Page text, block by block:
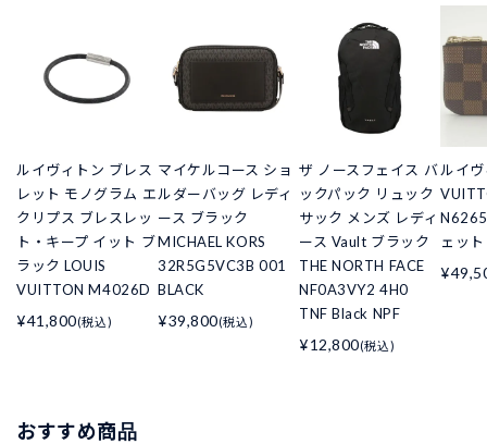
ルイヴィトン ブレス
レット モノグラム エ
クリプス ブレスレッ
ト・キープ イット ブ
ラック LOUIS
VUITTON M4026D
¥41,800(税込)
マイケルコース ショ
ルダーバッグ レディ
ース ブラック
MICHAEL KORS
32R5G5VC3B 001
BLACK
¥39,800(税込)
ザ ノースフェイス バ
ックパック リュック
サック メンズ レディ
ース Vault ブラック
THE NORTH FACE
NF0A3VY2 4H0
TNF Black NPF
¥12,800(税込)
ルイ
ェッ
おすすめ商品